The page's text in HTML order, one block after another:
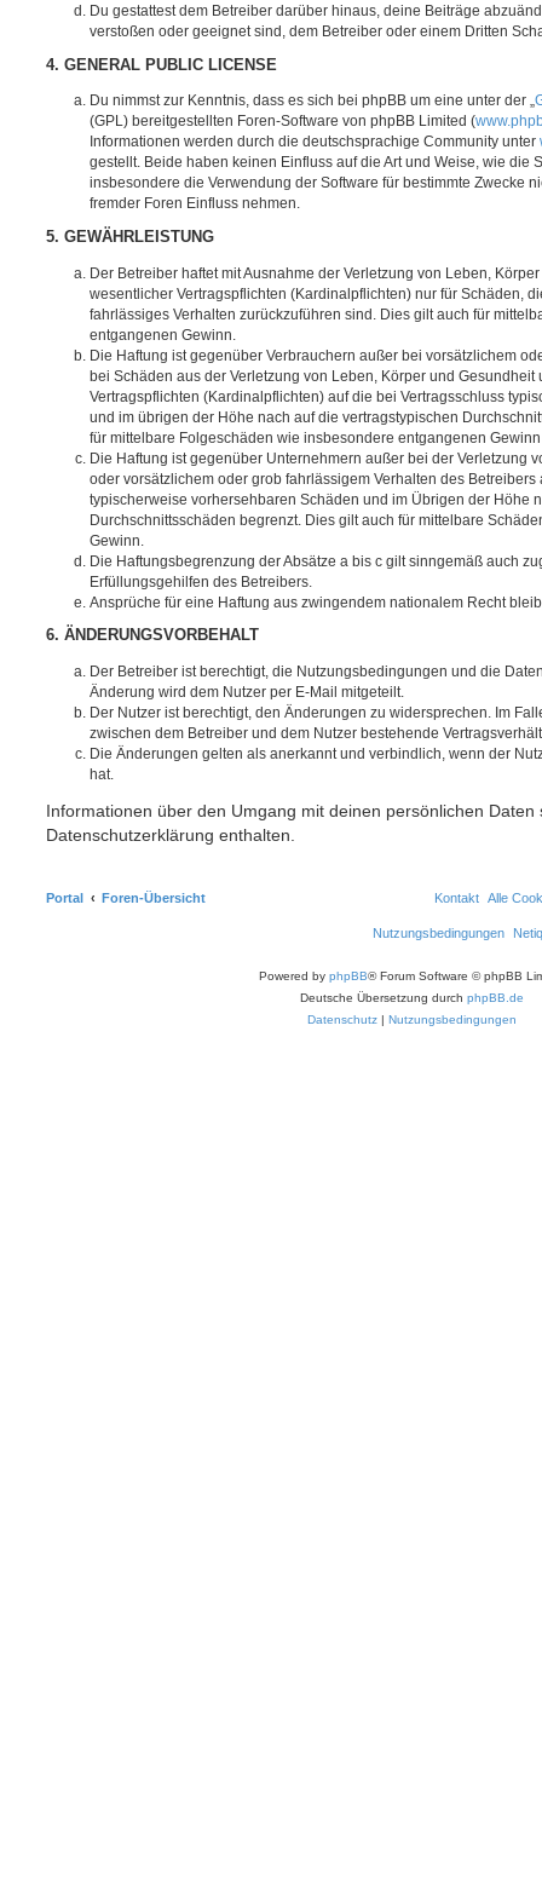
Du gestattest dem Betreiber darüber hinaus, deine Beiträge
verstoßen oder geeignet sind, dem Betreiber oder einem Dritten
4. GENERAL PUBLIC LICENSE
Du nimmst zur Kenntnis, dass es sich bei phpBB um eine unter der „
(GPL) bereitgestellten Foren-Software von phpBB Limited (
Informationen werden durch die deutschsprachige Community unter
gestellt. Beide haben keinen Einfluss auf die Art und Weise, wie die
insbesondere die Verwendung der Software für bestimmte Zwecke
fremder Foren Einfluss nehmen.
5. GEWÄHRLEISTUNG
Der Betreiber haftet mit Ausnahme der Verletzung von Leben,
wesentlicher Vertragspflichten (Kardinalpflichten) nur für Schäden,
fahrlässiges Verhalten zurückzuführen sind. Dies gilt auch für
entgangenen Gewinn.
Die Haftung ist gegenüber Verbrauchern außer bei vorsätzlichem
bei Schäden aus der Verletzung von Leben, Körper und
Vertragspflichten (Kardinalpflichten) auf die bei Vertragsschluss
und im übrigen der Höhe nach auf die vertragstypischen
für mittelbare Folgeschäden wie insbesondere entgangenen
Die Haftung ist gegenüber Unternehmern außer bei der Verletzung
oder vorsätzlichem oder grob fahrlässigem Verhalten des Betreibers
typischerweise vorhersehbaren Schäden und im Übrigen der Höhe
Durchschnittsschäden begrenzt. Dies gilt auch für mittelbare
Gewinn.
Die Haftungsbegrenzung der Absätze a bis c gilt sinngemäß auch
Erfüllungsgehilfen des Betreibers.
Ansprüche für eine Haftung aus zwingendem nationalem Recht
6. ÄNDERUNGSVORBEHALT
Der Betreiber ist berechtigt, die Nutzungsbedingungen und die
Änderung wird dem Nutzer per E-Mail mitgeteilt.
Der Nutzer ist berechtigt, den Änderungen zu widersprechen. Im
zwischen dem Betreiber und dem Nutzer bestehende
Die Änderungen gelten als anerkannt und verbindlich, wenn der
hat.
Informationen über den Umgang mit deinen persönlichen Daten
Datenschutzerklärung enthalten.
Portal Foren-Übersicht Alle
Kontakt
Nutzungsbedingungen
Powered by phpBB® Forum Software © phpBB
Deutsche Übersetzung durch phpBB.de
Datenschutz | Nutzungsbedingungen